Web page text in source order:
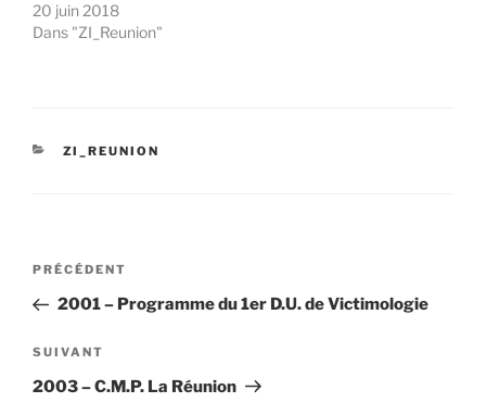
20 juin 2018
Dans "ZI_Reunion"
CATÉGORIES
ZI_REUNION
Navigation
l’article
Article
précédent
PRÉCÉDENT
2001 – Programme du 1er D.U. de Victimologie
Article
suivant
SUIVANT
2003 – C.M.P. La Réunion